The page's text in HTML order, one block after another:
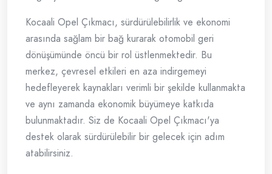
Kocaali Opel Çıkmacı, sürdürülebilirlik ve ekonomi
arasında sağlam bir bağ kurarak otomobil geri
dönüşümünde öncü bir rol üstlenmektedir. Bu
merkez, çevresel etkileri en aza indirgemeyi
hedefleyerek kaynakları verimli bir şekilde kullanmakta
ve aynı zamanda ekonomik büyümeye katkıda
bulunmaktadır. Siz de Kocaali Opel Çıkmacı'ya
destek olarak sürdürülebilir bir gelecek için adım
atabilirsiniz.